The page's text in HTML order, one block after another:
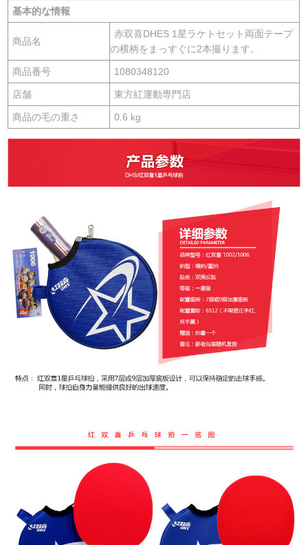
基本的な情報
商品名
赤双喜DHES 1星ラケトセット両面テープ
の横柄をまっすぐに2本撮ります。
商品番号 1080348120
店舗 東方紅運動専門店
商品の毛の重さ 0.6 kg